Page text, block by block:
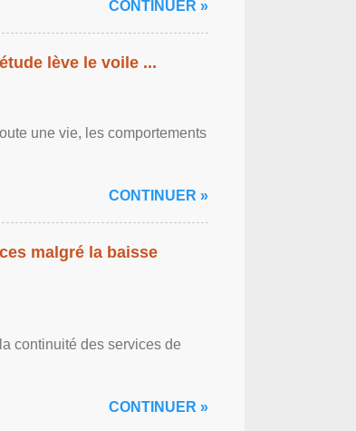
CONTINUER »
lève le voile ...
une vie, les comportements
CONTINUER »
malgré la baisse
continuité des services de
CONTINUER »